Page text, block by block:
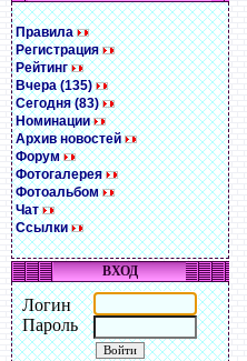
Правила
Регистрация
Рейтинг
Вчера (135)
Сегодня (83)
Номинации
Архив новостей
Форум
Фотогалерея
Фотоальбом
Чат
Ссылки
ВХОД
Логин
Пароль